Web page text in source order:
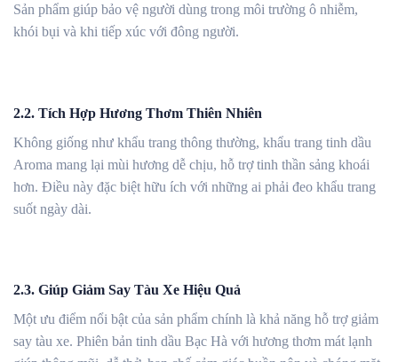
Sản phẩm giúp bảo vệ người dùng trong môi trường ô nhiễm,
khói bụi và khi tiếp xúc với đông người.
2.2. Tích Hợp Hương Thơm Thiên Nhiên
Không giống như khẩu trang thông thường, khẩu trang tinh dầu
Aroma mang lại mùi hương dễ chịu, hỗ trợ tinh thần sảng khoái
hơn. Điều này đặc biệt hữu ích với những ai phải đeo khẩu trang
suốt ngày dài.
2.3. Giúp Giảm Say Tàu Xe Hiệu Quả
Một ưu điểm nổi bật của sản phẩm chính là khả năng hỗ trợ giảm
say tàu xe. Phiên bản tinh dầu Bạc Hà với hương thơm mát lạnh